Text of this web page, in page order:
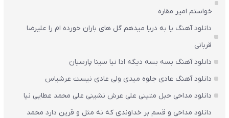
خواستم امیر مقاره
دانلود آهنگ یا به دریا میدهم گل های باران‌ خورده ام را علیرضا
قربانی
دانلود آهنگ بسه بسه دیگه ادا نیا سینا پارسیان
دانلود آهنگ عادی جلوه میدی ولی عادی نیست عرشیاس
دانلود مداحی حبل متینی علی عرش نشینی علی محمد عطایی نیا
دانلود مداحی و قسم بر خداوندی که نه مثل و قرین دارد محمد